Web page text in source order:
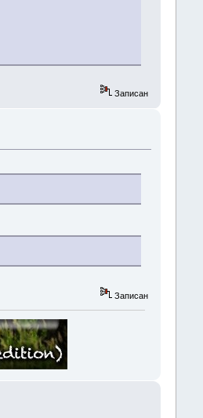
Записан
Записан